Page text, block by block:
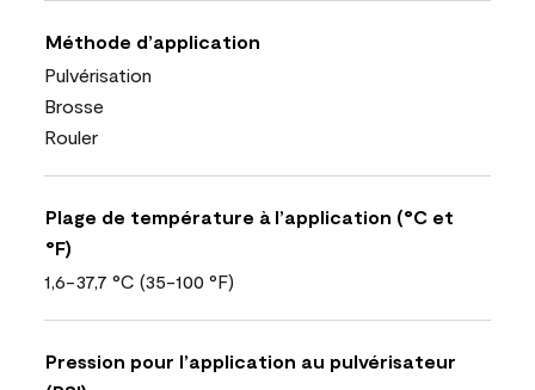
Méthode d’application
Pulvérisation
Brosse
Rouler
Plage de température à l’application (°C et
°F)
1,6-37,7 °C (35-100 °F)
Pression pour l’application au pulvérisateur